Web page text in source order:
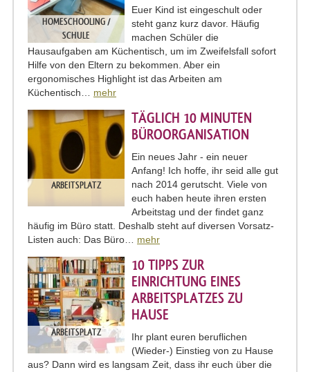
HOMESCHOOLING /
SCHULE
Euer Kind ist eingeschult oder
steht ganz kurz davor. Häufig
machen Schüler die
Hausaufgaben am Küchentisch, um im Zweifelsfall sofort
Hilfe von den Eltern zu bekommen. Aber ein
ergonomisches Highlight ist das Arbeiten am
Küchentisch… mehr
ARBEITSPLATZ
TÄGLICH 10 MINUTEN
BÜROORGANISATION
Ein neues Jahr - ein neuer
Anfang! Ich hoffe, ihr seid alle gut
nach 2014 gerutscht. Viele von
euch haben heute ihren ersten
Arbeitstag und der findet ganz
häufig im Büro statt. Deshalb steht auf diversen Vorsatz-
Listen auch: Das Büro… mehr
ARBEITSPLATZ
10 TIPPS ZUR
EINRICHTUNG EINES
ARBEITSPLATZES ZU
HAUSE
Ihr plant euren beruflichen
(Wieder-) Einstieg von zu Hause
aus? Dann wird es langsam Zeit, dass ihr euch über die